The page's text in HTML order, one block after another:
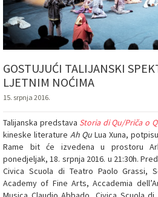
GOSTUJUĆI TALIJANSKI
LJETNIM NOĆIMA
15. srpnja 2016.
Talijanska predstava Storia di Qu/Priča o
kineske literature Ah Qu Lua Xuna,
Rame bit će izvedena u prostoru
ponedjeljak, 18. srpnja 2016. u 21:30h.
Civica Scuola di Teatro Paolo Grassi,
Academy of Fine Arts, Accademia